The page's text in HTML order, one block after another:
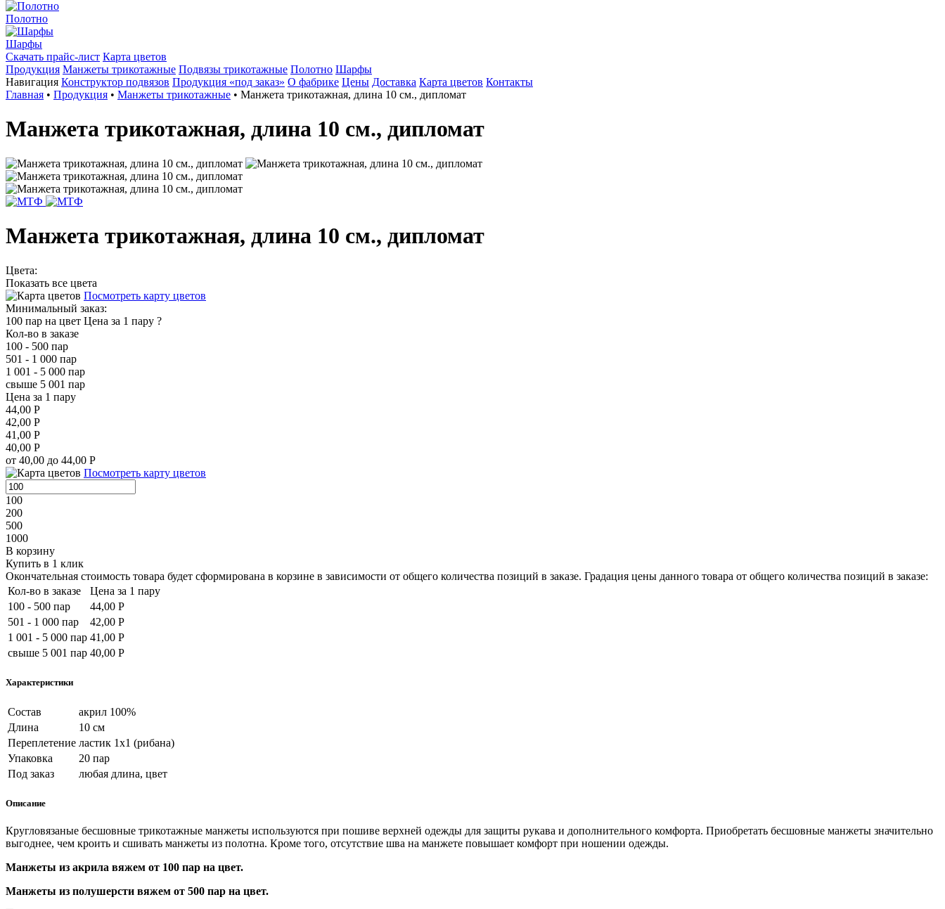
Полотно
Шарфы
Скачать прайс-лист Карта цветов
Продукция Манжеты трикотажные Подвязы трикотажные Полотно Шарфы
Навигация Конструктор подвязов Продукция «под заказ» О фабрике Цены Доставка Карта цветов Контакты
Главная • Продукция • Манжеты трикотажные • Манжета трикотажная, длина 10 см., дипломат
Манжета трикотажная, длина 10 см., дипломат
Манжета трикотажная, длина 10 см., дипломат
Цвета:
Показать все цвета
Посмотреть карту цветов
Минимальный заказ:
100 пар на цвет Цена за 1 пару ?
Кол-во в заказе
100 - 500 пар
501 - 1 000 пар
1 001 - 5 000 пар
свыше 5 001 пар
Цена за 1 пару
44,00 Р
42,00 Р
41,00 Р
40,00 Р
от 40,00 до 44,00 Р
Посмотреть карту цветов
100
200
500
1000
В корзину
Купить в 1 клик
Окончательная стоимость товара будет сформирована в корзине в зависимости от общего количества позиций в заказе. Градация цены данного товара от общего количества позиций в заказе:
Кол-во в заказе
Цена за 1 пару
100 - 500 пар
44,00 Р
501 - 1 000 пар
42,00 Р
1 001 - 5 000 пар 41,00 Р
свыше 5 001 пар 40,00 Р
Характеристики
Состав
акрил 100%
Длина
10 см
Переплетение ластик 1х1 (рибана)
Упаковка
20 пар
Под заказ
любая длина, цвет
Описание
Кругловязаные бесшовные трикотажные манжеты используются при пошиве верхней одежды для защиты рукава и дополнительного комфорта. Приобретать бесшовные манжеты значительно
выгоднее, чем кроить и сшивать манжеты из полотна. Кроме того, отсутствие шва на манжете повышает комфорт при ношении одежды.
Манжеты из акрила вяжем от 100 пар на цвет.
Манжеты из полушерсти вяжем от 500 пар на цвет.